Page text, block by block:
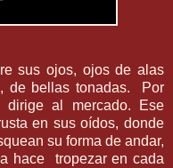
sus ojos, ojos de alas
de bellas tonadas.
Por
al mercado. Ese
en sus oídos, donde
su forma de andar,
hace
tropezar en cada